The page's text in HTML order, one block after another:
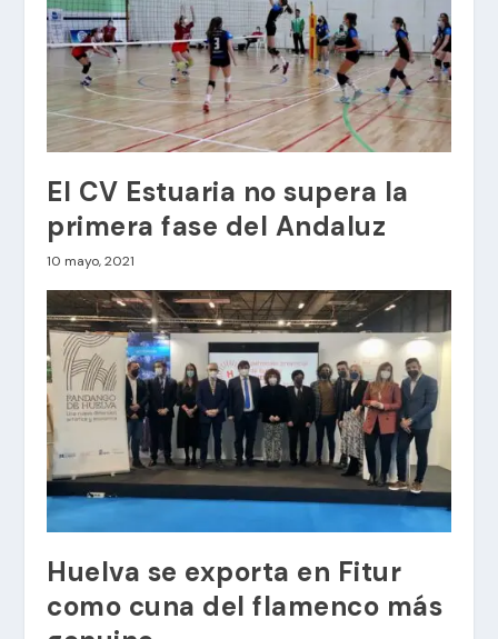
El CV Estuaria no supera la
primera fase del Andaluz
10 mayo, 2021
Huelva se exporta en Fitur
como cuna del flamenco más